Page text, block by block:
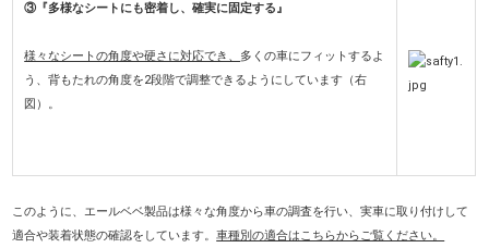
③『多様なシートにも密着し、確実に固定する』
様々なシートの角度や硬さに対応でき、 多くの車にフィットするよ
う、背もたれの角度を2段階で調整できるようにしています（右
図）。
このように、エールベベ製品は様々な角度から車の調査を行い、実車に取り付けして
適合や装着状態の確認をしています。車種別の適合はこちらからご覧ください。